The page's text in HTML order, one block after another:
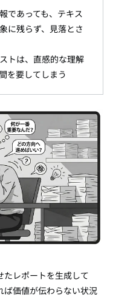
であっても、テキス
に残らず、見落とさ
トは、直感的な理解
を要してしまう
レポートを生成して
ば価値が伝わらない状況